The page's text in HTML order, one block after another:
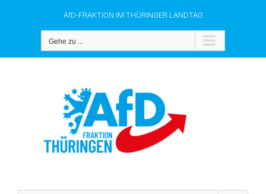
AfD-FRAKTION IM THÜRINGER LANDTAG
Gehe zu ...